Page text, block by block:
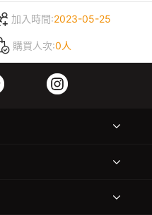
加入時間:2023-05-25
購買人次:0人